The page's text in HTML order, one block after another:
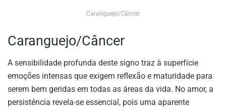
Caranguejo/Câncer
Caranguejo/Câncer
A sensibilidade profunda deste signo traz à superfície
emoções intensas que exigem reflexão e maturidade para
serem bem geridas em todas as áreas da vida. No amor, a
persistência revela-se essencial, pois uma aparente